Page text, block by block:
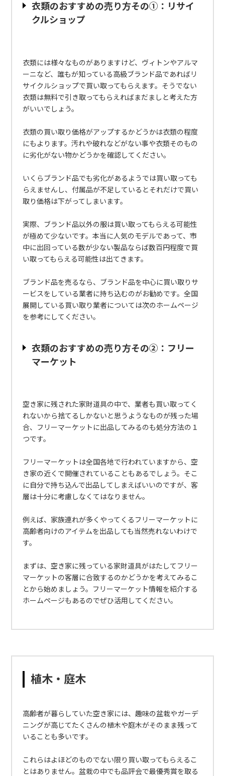
衣類のおすすめの売り方その①：リサイ
クルショップ
衣類には様々なものがありますけど、ヴィトンやアルマ
ーニなど、誰もが知っている高級ブランド品であればリ
サイクルショップで買い取ってもらえます。そうでない
衣類は無料で引き取ってもらえればまだましと考えた方
がいいでしょう。
衣類の買い取り価格がアップするかどうかは衣類の程度
にもよります。汚れや破れなどがない事や衣類そのもの
に劣化がない物かどうかを確認してください。
いくらブランド品でも劣化があるようでは買い取っても
らえませんし、付属品が不足しているとそれだけで買い
取り価格は下がってしまいます。
実際、ブランド品以外の服は買い取ってもらえる可能性
が極めて少ないです。本当に人気のモデルであって、市
中に出回っている数が少ない製品ならば数百円程度で買
い取ってもらえる可能性は出てきます。
ブランド品を売るなら、ブランド品を中心に買い取りサ
ービスをしている業者に持ち込むのがお勧めです。全国
展開している買い取り業者については次のホームページ
を参考にしてください。
衣類のおすすめの売り方その②：フリー
マーケット
空き家に残された家財道具の中で、業者も買い取ってく
れないから捨てるしかないと思うようなものが残った場
合、フリーマーケットに出品してみるのも処分方法の１
つです。
フリーマーケットは全国各地で行われていますから、空
き家の近くで開催されていることもあるでしょう。そこ
に自分で持ち込んで出品してしまえばいいのですが、客
層は十分に考慮しなくてはなりません。
例えば、家族連れが多くやってくるフリーマーケットに
高齢者向けのアイテムを出品しても当然売れないわけで
す。
まずは、空き家に残っている家財道具がはたしてフリー
マーケットの客層に合致するのかどうかを考えてみるこ
とから始めましょう。フリーマーケット情報を紹介する
ホームページもあるのでぜひ活用してください。
植木・庭木
高齢者が暮らしていた空き家には、趣味の盆栽やガーデ
ニングが高じてたくさんの植木や庭木がそのまま残って
いることも多いです。
これらはよほどのものでない限り買い取ってもらえるこ
とはありません。盆栽の中でも品評会で最優秀賞を取る